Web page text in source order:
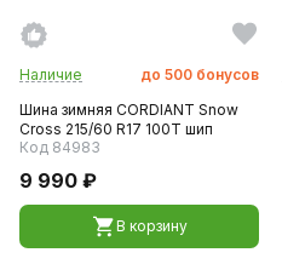
Наличие до 500 бонусов
Шина зимняя CORDIANT Snow
Cross 215/60 R17 100T шип
Код 84983
9 990 ₽
В корзину